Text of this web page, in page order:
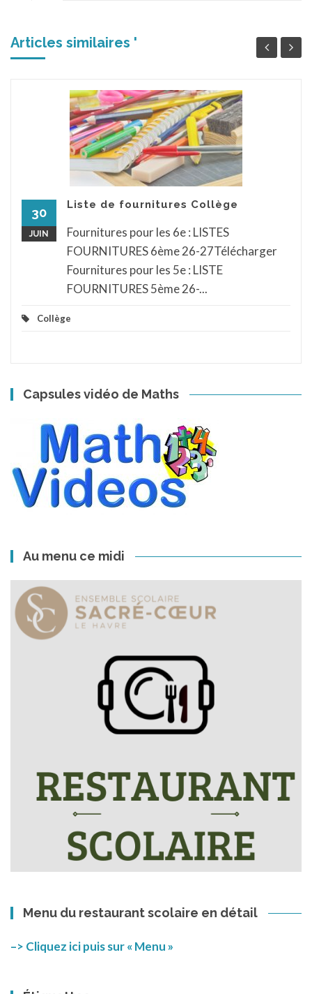
Articles similaires '
30
JUIN
Liste de fournitures Collège
Fournitures pour les 6e : LISTES
FOURNITURES 6ème 26-27Télécharger
Fournitures pour les 5e : LISTE
FOURNITURES 5ème 26-...
Collège
Capsules vidéo de Maths
Au menu ce midi
Menu du restaurant scolaire en détail
–> Cliquez ici puis sur « Menu »